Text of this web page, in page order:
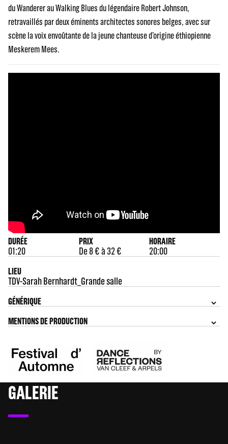
du Wanderer au Walking Blues du légendaire Robert Johnson,
retravaillés par deux éminents architectes sonores belges, avec sur
scène la voix envoûtante de la jeune chanteuse d’origine éthiopienne
Meskerem Mees.
DURÉE
01:20
PRIX
De 8 € à 32 €
HORAIRE
20:00
LIEU
TDV-Sarah Bernhardt_Grande salle
GÉNÉRIQUE
MENTIONS DE PRODUCTION
GALERIE